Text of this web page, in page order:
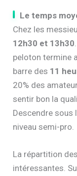
Le temps
Chez les
12h30 et 13h30
peloton termine
barre des 11
20% des
sentir bon la
Descendre sous
niveau semi-pro.
La répartition
intéressantes.